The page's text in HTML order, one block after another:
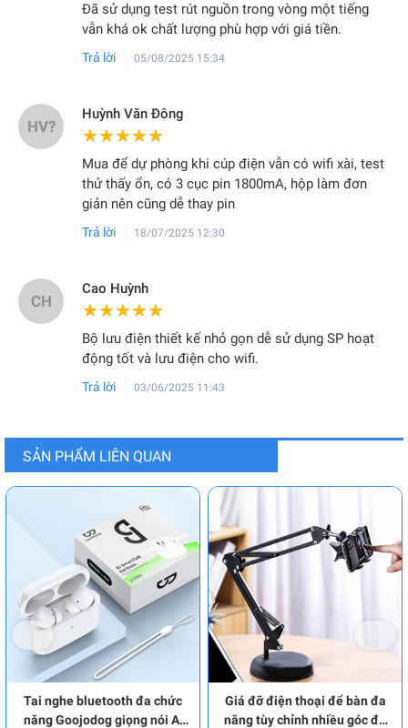
Đã sử dụng test rút nguồn trong vòng một tiếng
vẫn khá ok chất lượng phù hợp với giá tiền.
Trả lời 05/08/2025 15:34
HV?
Huỳnh Văn Đông
★★★★★
★★★★★
Mua để dự phòng khi cúp điện vẫn có wifi xài, test
thử thấy ổn, có 3 cục pin 1800mA, hộp làm đơn
giản nên cũng dễ thay pin
Trả lời 18/07/2025 12:30
CH
Cao Huỳnh
★★★★★
★★★★★
Bộ lưu điện thiết kế nhỏ gọn dễ sử dụng SP hoạt
động tốt và lưu điện cho wifi.
Trả lời 03/06/2025 11:43
SẢN PHẨM LIÊN QUAN
Tai nghe bluetooth đa chức
năng Goojodog giọng nói AI
Giá đỡ điện thoại để bàn đa
năng tùy chỉnh nhiều góc độ